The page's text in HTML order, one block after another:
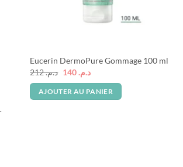
Eucerin DermoPure Gommage 100 ml
د.م.212
Le
initial
était :
د.م.140
Le
actuel
est :
AJOUTER AU PANIER